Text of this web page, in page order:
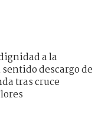
a la
descargo de
tras cruce